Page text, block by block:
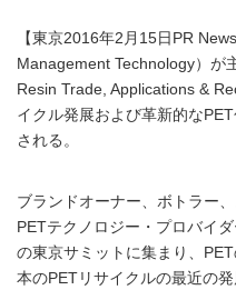
【東京2016年2月15日PR
Management Technology）が
Resin Trade, Applications &
イクル発展および革新的な
される。
ブランドオーナー、ボトラー
PETテクノロジー・プロバイ
の東京サミットに集まり、
本のPETリサイクルの最近の